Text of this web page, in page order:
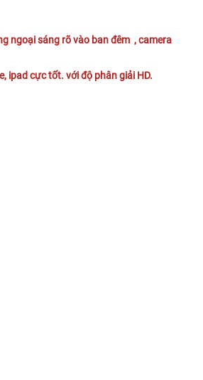
ngoại sáng rõ vào ban đêm , camera
ipad cực tốt. với độ phân giải HD.